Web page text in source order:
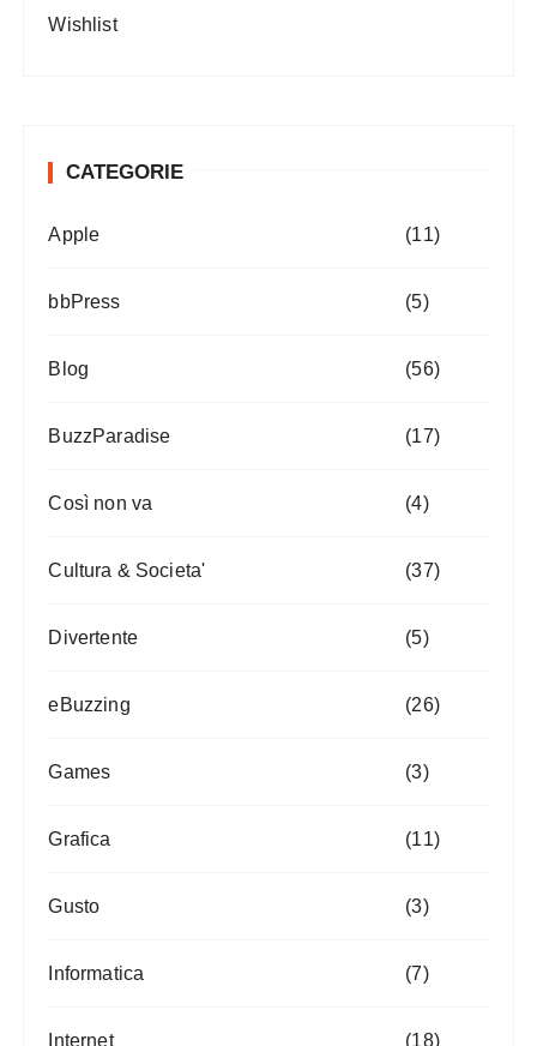
Wishlist
CATEGORIE
Apple (11)
bbPress (5)
Blog (56)
BuzzParadise (17)
Così non va (4)
Cultura & Societa' (37)
Divertente (5)
eBuzzing (26)
Games (3)
Grafica (11)
Gusto (3)
Informatica (7)
Internet (18)